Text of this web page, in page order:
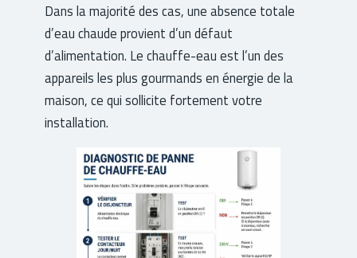
Dans la majorité des cas, une absence totale
d’eau chaude provient d’un défaut
d’alimentation. Le chauffe-eau est l’un des
appareils les plus gourmands en énergie de la
maison, ce qui sollicite fortement votre
installation.